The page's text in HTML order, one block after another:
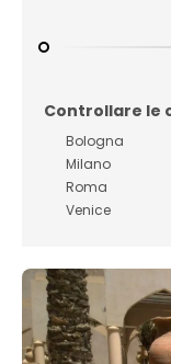
Controllare le
Bologna
Milano
Roma
Venice